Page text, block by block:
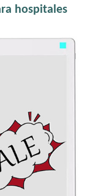
hospitales